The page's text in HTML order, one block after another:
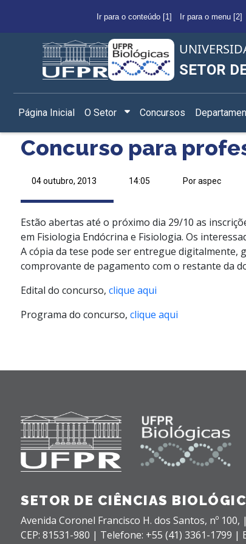
Ir para o conteúdo [1] Ir para o menu [2]
SETOR
Página Inicial O Setor Concursos
Concurso para
04 outubro, 2013 14:05 Por aspec
Estão abertas até o próximo dia 29/10 as
em Fisiologia Endócrina e Fisiologia. Os
A cópia da tese pode ser entregue digitalmente,
comprovante de pagamento com o restante da
Edital do concurso, clique aqui
Programa do concurso, clique aqui
SETOR DE CIÊNCIAS
Avenida Coronel Francisco H. dos Santos, nº 100,
CEP: 81531-980 | Telefone: +55 (41) 3361-1799 |